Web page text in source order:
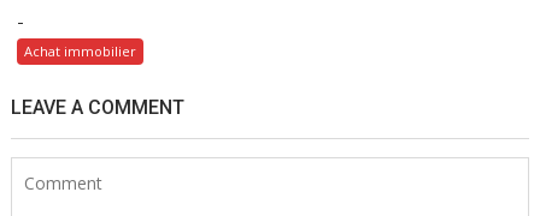
-
Achat immobilier
LEAVE A COMMENT